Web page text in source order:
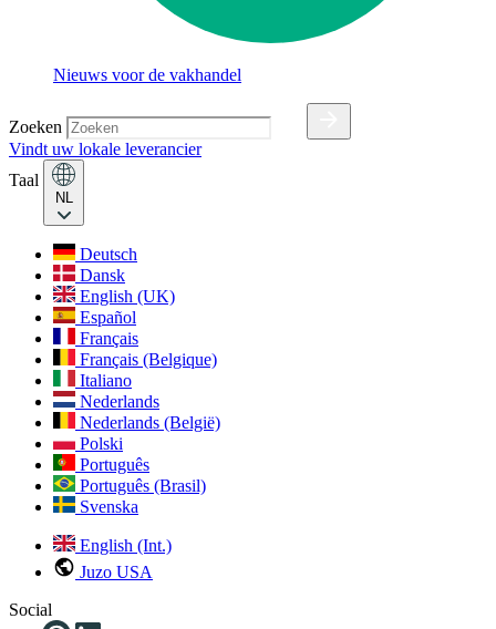
Nieuws voor de vakhandel
Zoeken
Vindt uw lokale leverancier
Taal
NL
Deutsch
Dansk
English (UK)
Español
Français
Français (Belgique)
Italiano
Nederlands
Nederlands (België)
Polski
Português
Português (Brasil)
Svenska
English (Int.)
Juzo USA
Social